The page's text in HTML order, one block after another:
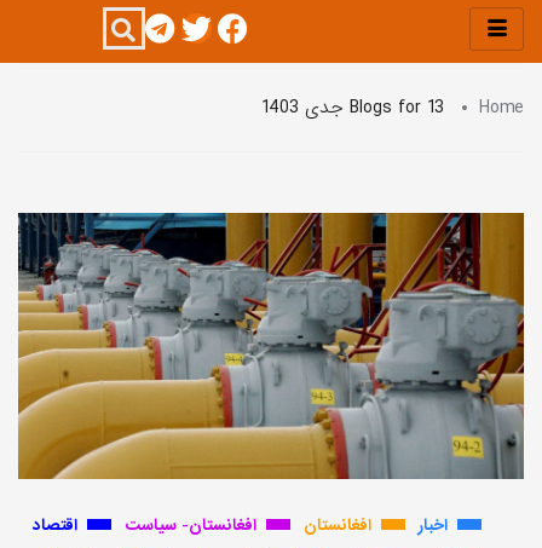
Home Blogs for 13 جدی 1403
اخبار افغانستان افغانستان- سیاست
اقتصاد